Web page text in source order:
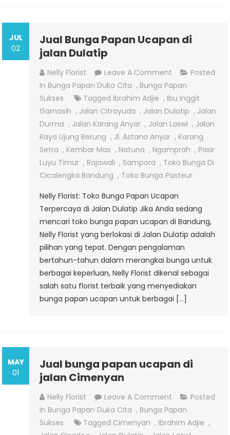
JUL
02
Jual Bunga Papan Ucapan di
jalan Dulatip
Nelly Florist Leave A Comment On
Jual
Bunga
Papan
Ucapan
Di
Jalan
Dulatip
Posted
In Bunga Papan Duka Cita , Bunga Papan
Sukses
Tagged Ibrahim Adjie , Ibu Inggit
Garnasih , Jalan Citrayuda , Jalan Dulatip , Jalan
Durma , Jalan Karang Anyar , Jalan Laswi , Jalan
Raya Ujung Berung , Jl. Astana Anyar , Karang
Setra , Kembar Mas , Natuna , Ngamprah , Pasir
Luyu Timur , Rajawali , Sampora , Toko Bunga Di
Cicalengka Bandung , Toko Bunga Pasteur
Nelly Florist: Toko Bunga Papan Ucapan
Terpercaya di Jalan Dulatip Jika Anda sedang
mencari toko bunga papan ucapan di Bandung,
Nelly Florist yang berlokasi di Jalan Dulatip adalah
pilihan yang tepat. Dengan pengalaman
bertahun-tahun dalam merangkai bunga untuk
berbagai keperluan, Nelly Florist dikenal sebagai
salah satu florist terbaik yang menyediakan
bunga papan ucapan untuk berbagai […]
MAY
01
Jual bunga papan ucapan di
jalan Cimenyan
Nelly Florist Leave A Comment On
Jual
Bunga
Posted
In Bunga Papan Duka Cita , Bunga Papan
Sukses
Tagged Cimenyan , Ibrahim Adjie ,